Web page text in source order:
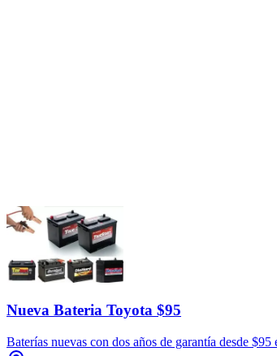
Nueva Bateria Toyota $95
Baterías nuevas con dos años de garantía desde